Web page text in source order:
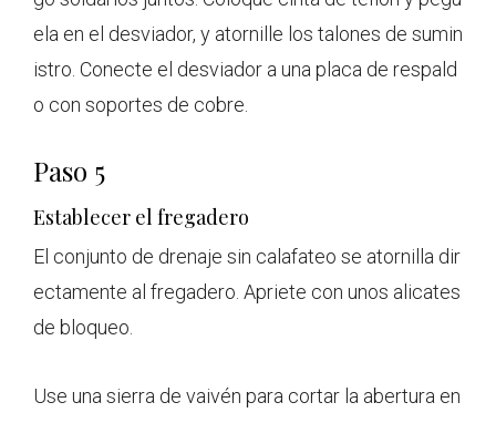
ela en el desviador, y atornille los talones de sumin
istro. Conecte el desviador a una placa de respald
o con soportes de cobre.
Paso 5
Establecer el fregadero
El conjunto de drenaje sin calafateo se atornilla dir
ectamente al fregadero. Apriete con unos alicates
de bloqueo.
Use una sierra de vaivén para cortar la abertura en